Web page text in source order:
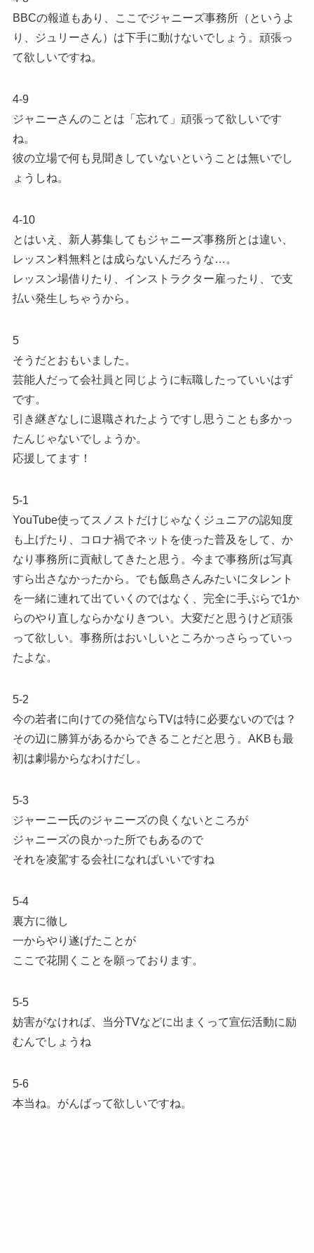
BBCの報道もあり、ここでジャニーズ事務所（というよ
り、ジュリーさん）は下手に動けないでしょう。頑張っ
て欲しいですね。
4-9
ジャニーさんのことは「忘れて」頑張って欲しいです
ね。
彼の立場で何も見聞きしていないということは無いでし
ょうしね。
4-10
とはいえ、新人募集してもジャニーズ事務所とは違い、
レッスン料無料とは成らないんだろうな…。
レッスン場借りたり、インストラクター雇ったり、で支
払い発生しちゃうから。
5
そうだとおもいました。
芸能人だって会社員と同じように転職したっていいはず
です。
引き継ぎなしに退職されたようですし思うことも多かっ
たんじゃないでしょうか。
応援してます！
5-1
YouTube使ってスノストだけじゃなくジュニアの認知度
も上げたり、コロナ禍でネットを使った普及をして、か
なり事務所に貢献してきたと思う。今まで事務所は写真
すら出さなかったから。でも飯島さんみたいにタレント
を一緒に連れて出ていくのではなく、完全に手ぶらで1か
らのやり直しならかなりきつい。大変だと思うけど頑張
って欲しい。事務所はおいしいところかっさらっていっ
たよな。
5-2
今の若者に向けての発信ならTVは特に必要ないのでは？
その辺に勝算があるからできることだと思う。AKBも最
初は劇場からなわけだし。
5-3
ジャーニー氏のジャニーズの良くないところが
ジャニーズの良かった所でもあるので
それを凌駕する会社になればいいですね
5-4
裏方に徹し
一からやり遂げたことが
ここで花開くことを願っております。
5-5
妨害がなければ、当分TVなどに出まくって宣伝活動に励
むんでしょうね
5-6
本当ね。がんばって欲しいですね。